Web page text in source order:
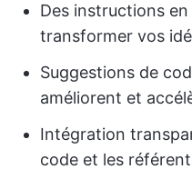
Des instructions
transformer vos
Suggestions de
améliorent et
Intégration
code et les